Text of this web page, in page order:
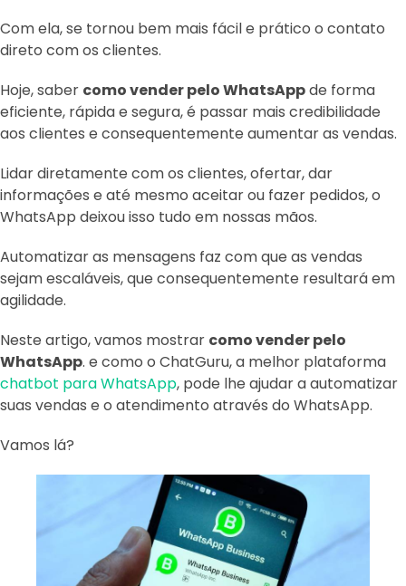
Com ela, se tornou bem mais fácil e prático o contato
direto com os clientes.
Hoje, saber como vender pelo WhatsAppde forma
eficiente, rápida e segura, é passar mais credibilidade
aos clientes e consequentemente aumentar as vendas.
Lidar diretamente com os clientes, ofertar, dar
informações e até mesmo aceitar ou fazer pedidos, o
WhatsApp deixou isso tudo em nossas mãos.
Automatizar as mensagens faz com que as vendas
sejam escaláveis, que consequentemente resultará em
agilidade.
Neste artigo, vamos mostrar como vender pelo
WhatsApp. e como o ChatGuru, a melhor plataforma
chatbot para WhatsApp, pode lhe ajudar a automatizar
suas vendas e o atendimento através do WhatsApp.
Vamos lá?